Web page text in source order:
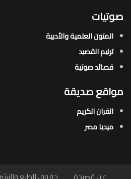
صوتيات
المتون العلمية والأدبية
ترنيم القصيد
قصائد صوتية
مواقع صديقة
القران الكريم
ميديا مصر